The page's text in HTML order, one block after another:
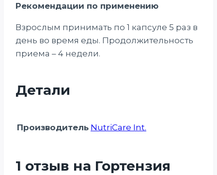
Рекомендации по применению
Взрослым принимать по 1 капсуле 5 раз в
день во время еды. Продолжительность
приема – 4 недели.
Детали
Производитель NutriCare Int.
1 отзыв на Гортензия